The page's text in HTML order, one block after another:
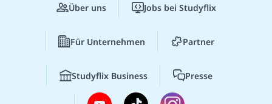
Über uns Jobs bei Studyflix
Für Unternehmen Partner
Studyflix Business Presse